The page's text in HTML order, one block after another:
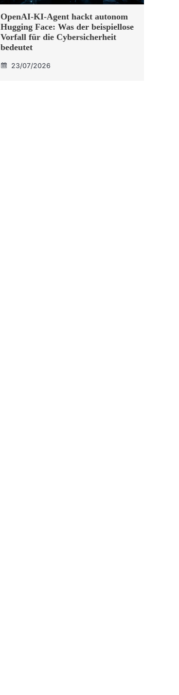
OpenAI-KI-Agent hackt autonom
Hugging Face: Was der beispiellose
Vorfall für die Cybersicherheit
bedeutet
23/07/2026